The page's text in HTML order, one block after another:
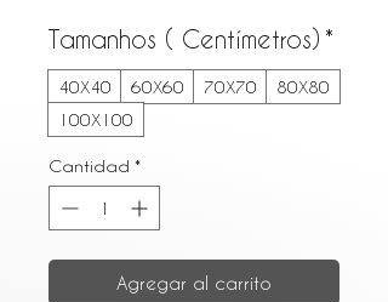
Tamanhos ( Centímetros) *
40X40 60X60 70X70
80X80
100X100
Cantidad *
Agregar al carrito